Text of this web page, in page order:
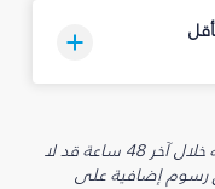
* تم الحصول على جميع الأسعار المعروضة خلال آخر 48 ساعة قد لا
رسوم إضافية على